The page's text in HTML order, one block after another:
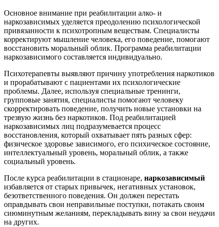
Основное внимание при реабилитации алко- и
наркозависимых уделяется преодолению психологической
привязанности к психотропным веществам. Специалисты
корректируют мышление человека, его поведение, помогают
восстановить моральный облик. Программа реабилитации
наркозависимого составляется индивидуально.
Психотерапевты выявляют причину употребления наркотиков
и прорабатывают с пациентами их психологические
проблемы. Далее, используя специальные тренинги,
групповые занятия, специалисты помогают человеку
скорректировать поведение, получить новые установки на
трезвую жизнь без наркотиков. Под реабилитацией
наркозависимых лиц подразумевается процесс
восстановления, который охватывает пять разных сфер:
физическое здоровье зависимого, его психическое состояние,
интеллектуальный уровень, моральный облик, а также
социальный уровень.
После курса реабилитации в стационаре, наркозависимый
избавляется от старых привычек, негативных установок,
безответственного поведения. Он должен перестать
оправдывать свои неправильные поступки, потакать своим
сиюминутным желаниям, перекладывать вину за свои неудачи
на других.